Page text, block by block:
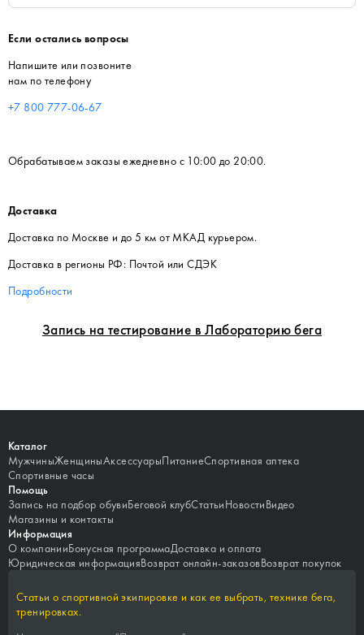
Запись на тестирование в Лабораторию бега
Если остались вопросы
Напишите или позвоните
нам по телефону
+7 800 777-06-67
Обрабатываем заказы ежедневно с 10:00 до 20:00.
Доставка
Доставка по Москве и до 5 км от МКАД курьером.
Доставка в регионы РФ: Почтой или СДЭК
Подробности
Каталог
МужчиныЖенщиныАксессуарыПитаниеСпортивная аптека
Спортивные часы
Помощь
Запись на подбор обувиБеговой клубСтатьиНовостиВидео
Магазины и контакты
Информация
О компанииБонусная программаДоставка и оплата
Юридическая информацияВозврат онлайн-заказовВозврат покупок
Статьи о спортивной экипировке и как ее выбрать, технике бега,
тренировках.